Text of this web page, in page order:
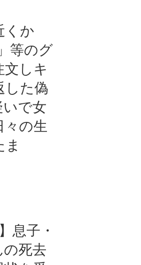
くか
等のグ
文しキ
した偽
いで女
々の生
息子・
の死去